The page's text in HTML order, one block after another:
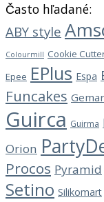
Často hľadané:
ABY style
Colourmill Cookie
Epee EPlus Espa
Funcakes Gemar
Guirca Guirma
Orion
Procos Pyramid
Setino Silikomart